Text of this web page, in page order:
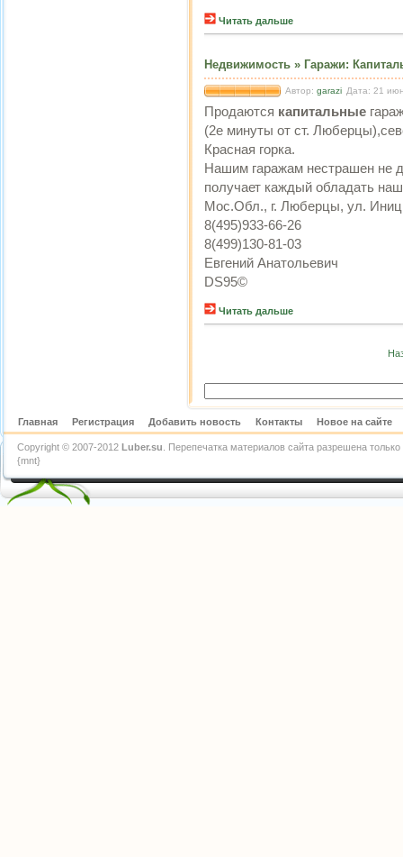
Читать дальше
Недвижимость » Гаражи:
Автор: garazi Дата: 21
Продаются капитальные
(2е минуты от ст.
Красная горка.
Нашим гаражам нестрашен не
получает каждый обладать
Мос.Обл., г. Люберцы, ул.
8(495)933-66-26
8(499)130-81-03
Евгений Анатольевич
DS95©
Читать дальше
Главная Регистрация Добавить новость Контакты Новое на сайте
Copyright © 2007-2012 Luber.su . Перепечатка материалов сайта разрешена
{mnt}